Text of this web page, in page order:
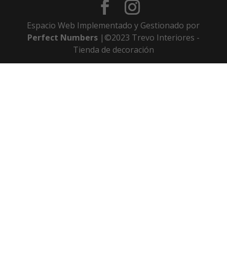
Espacio Web Implementado y Gestionado por
Perfect Numbers|©2023 Trevo Interiores -
Tienda de decoración